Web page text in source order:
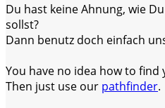
Du hast keine Ahnung, wie
sollst?
Dann benutz doch einfach
You have no idea how to
Then just use our pathfinder.